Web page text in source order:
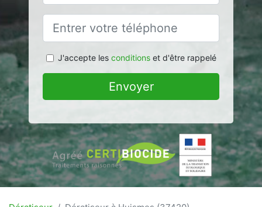
J'accepte les conditionset d'être rappelé
Envoyer